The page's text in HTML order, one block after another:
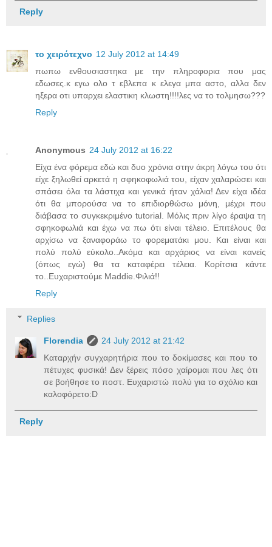
Reply
το χειρότεχνο 12 July 2012 at 14:49
πωπω ενθουσιαστηκα με την πληροφορια που μας
εδωσες.κ εγω ολο τ εβλεπα κ ελεγα μπα αστο, αλλα δεν
ηξερα οτι υπαρχει ελαστικη κλωστη!!!!λες να το τολμησω???
Reply
Anonymous 24 July 2012 at 16:22
Είχα ένα φόρεμα εδώ και δυο χρόνια στην άκρη λόγω του ότι
είχε ξηλωθεί αρκετά η σφηκοφωλιά του, είχαν χαλαρώσει και
σπάσει όλα τα λάστιχα και γενικά ήταν χάλια! Δεν είχα ιδέα
ότι θα μπορούσα να το επιδιορθώσω μόνη, μέχρι που
διάβασα το συγκεκριμένο tutorial. Μόλις πριν λίγο έραψα τη
σφηκοφωλιά και έχω να πω ότι είναι τέλειο. Επιτέλους θα
αρχίσω να ξαναφοράω το φορεματάκι μου. Και είναι και
πολύ πολύ εύκολο..Ακόμα και αρχάριος να είναι κανείς
(όπως εγώ) θα τα καταφέρει τέλεια. Κορίτσια κάντε
το..Ευχαριστούμε Maddie.Φιλιά!!
Reply
Replies
Florendia
24 July 2012 at 21:42
Καταρχήν συγχαρητήρια που το δοκίμασες και που το
πέτυχες φυσικά! Δεν ξέρεις πόσο χαίρομαι που λες ότι
σε βοήθησε το ποστ. Ευχαριστώ πολύ για το σχόλιο και
καλοφόρετο:D
Reply